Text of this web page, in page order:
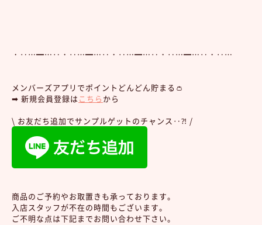
・‥…━…‥・‥…━…‥・‥…━…‥・‥…━…‥・‥…
メンバーズアプリでポイントどんどん貯まる👛
➡︎ 新規会員登録は こちら から
\ お友だち追加でサンプルゲットのチャンス‥⁈ /
商品のご予約やお取置きも承っております。
入店スタッフが不在の時間もございます。
ご不明な点は下記までお問い合わせ下さい。